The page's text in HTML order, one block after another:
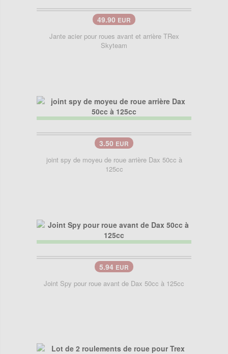
49.90 EUR
Jante acier pour roues avant et arrière TRex
Skyteam
3.50 EUR
joint spy de moyeu de roue arrière Dax 50cc à
125cc
5.94 EUR
Joint Spy pour roue avant de Dax 50cc à 125cc